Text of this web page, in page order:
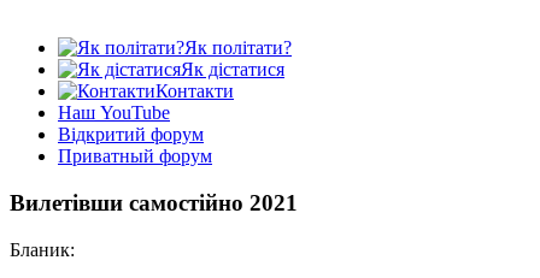
Як політати?
Як дістатися
Контакти
Наш YouTube
Відкритий форум
Приватный форум
Вилетівши самостійно 2021
Бланик: